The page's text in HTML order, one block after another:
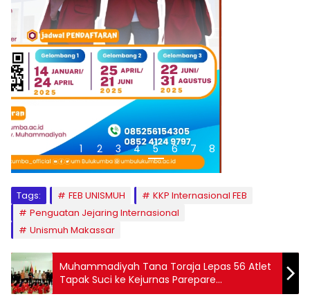
1 2 3 4 5 6 7 8
Tags: FEB UNISMUH
KKP Internasional FEB
Penguatan Jejaring Internasional
Unismuh Makassar
Muhammadiyah Tana Toraja Lepas 56 Atlet
Tapak Suci ke Kejurnas Parepare
Championship III